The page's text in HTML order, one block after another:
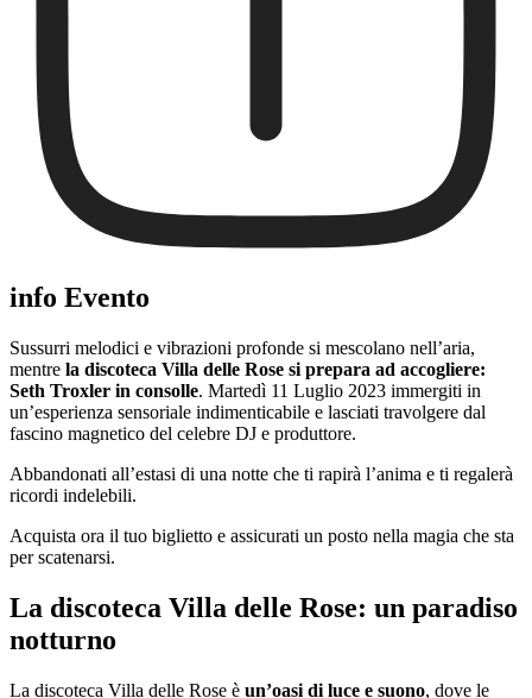
info Evento
Sussurri melodici e vibrazioni profonde si mescolano nell’aria,
mentre la discoteca Villa delle Rose si prepara ad accogliere:
Seth Troxler in consolle. Martedì 11 Luglio 2023 immergiti in
un’esperienza sensoriale indimenticabile e lasciati travolgere dal
fascino magnetico del celebre DJ e produttore.
Abbandonati all’estasi di una notte che ti rapirà l’anima e ti regalerà
ricordi indelebili.
Acquista ora il tuo biglietto e assicurati un posto nella magia che sta
per scatenarsi.
La discoteca Villa delle Rose: un paradiso
notturno
La discoteca Villa delle Rose è un’oasi di luce e suono, dove le